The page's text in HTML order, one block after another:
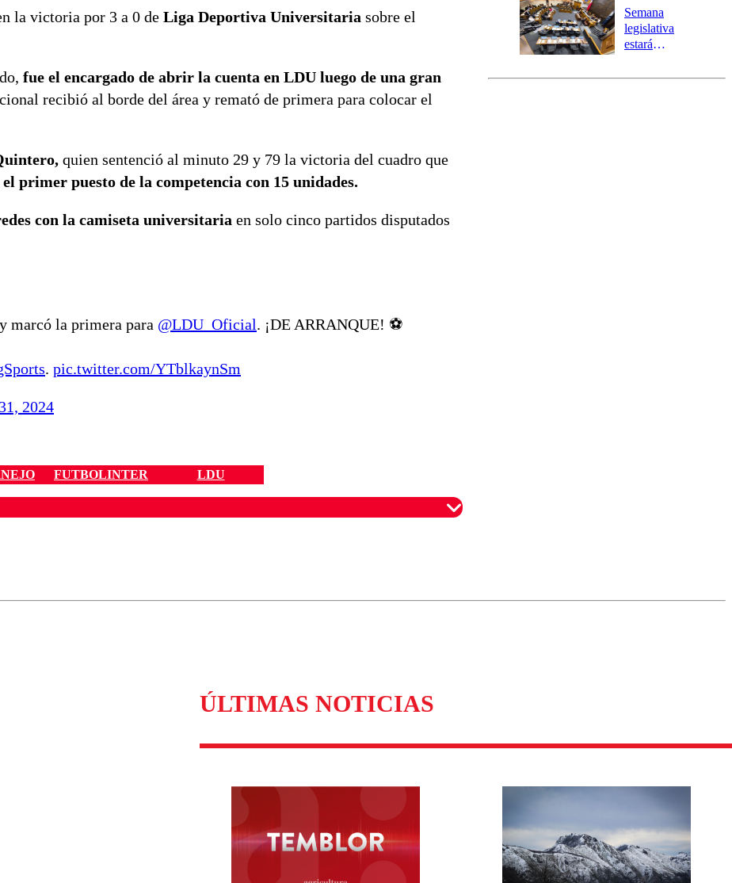
la victoria por 3 a 0 de Liga Deportiva Universitaria sobre el
fue el encargado de abrir la cuenta en LDU luego de una gran
recibió al borde del área y remató de primera para colocar el
quien sentenció al minuto 29 y 79 la victoria del cuadro que
primer puesto de la competencia con 15 unidades.
con la camiseta universitaria en solo cinco partidos disputados
y marcó la primera para @LDU_Oficial. ¡DE ARRANQUE! ⚽️
. pic.twitter.com/YTblkaynSm
2024
FUTBOLINTER LDU
Preventiva en
tres comunas
Semana
legislativa
estará
el fin de la
ÚLTIMAS NOTICIAS